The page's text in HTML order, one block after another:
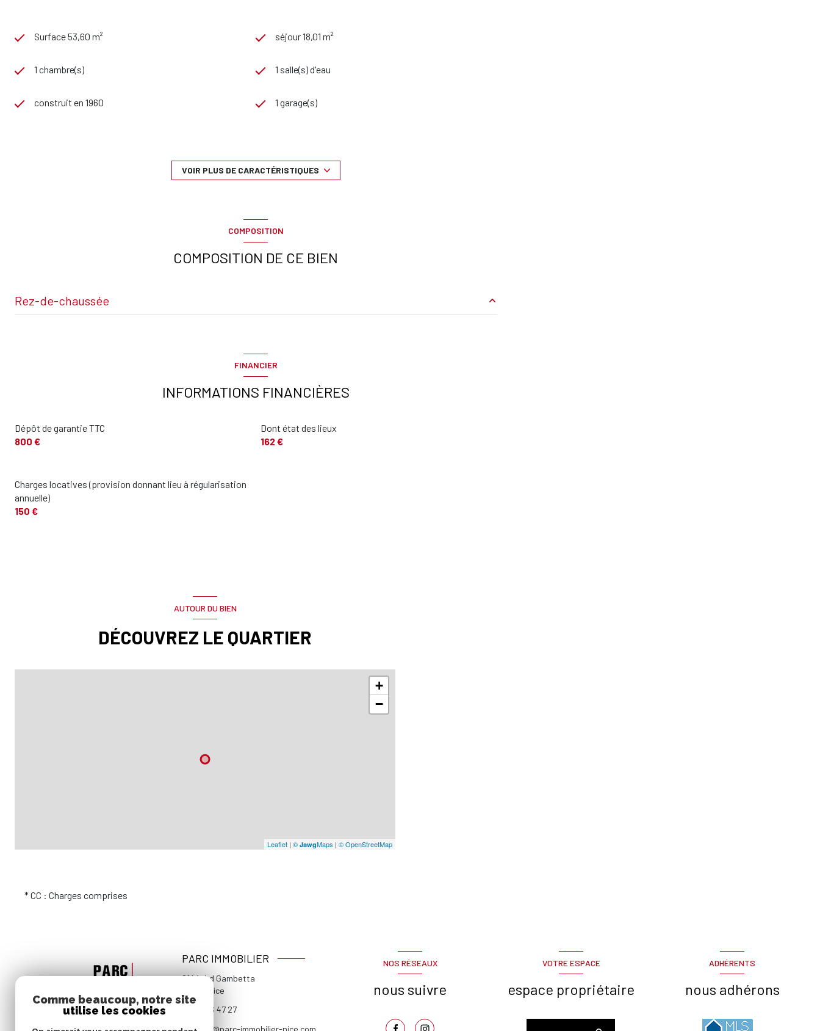
Surface 53,60 m² séjour 18,01 m²
1 chambre(s) 1 salle(s) d'eau
construit en 1960 1 garage(s)
ascenseur
interphone
VOIR PLUS DE CARACTÉRISTIQUES
COMPOSITION
COMPOSITION DE CE BIEN
Rez-de-chaussée
Salle de douche
cave
FINANCIER
INFORMATIONS FINANCIÈRES
Dont état des lieux
162 €
Dépôt de garantie TTC
800 €
Charges locatives (provision donnant lieu à régularisation
annuelle)
150 €
AUTOUR DU BIEN
DÉCOUVREZ LE QUARTIER
+
−
Leaflet | © JawgMaps | © OpenStreetMap
* CC : Charges comprises
PARC IMMOBILIER
81 bis bd Gambetta
Nice
04 93 96 47 27
contact@parc-immobilier-nice.com
NOS RÉSEAUX
nous suivre
VOTRE ESPACE
espace propriétaire
ADHÉRENTS
nous adhérons
Comme beaucoup, notre site
utilise les cookies